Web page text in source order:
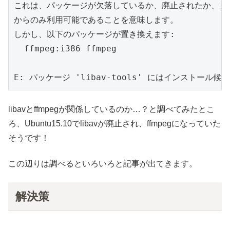
これは、パッケージが欠落しているか、廃止されたか、
からのみ利用可能であることを意味します。
しかし、以下のパッケージが置き換えます:
  ffmpeg:i386 ffmpeg
E: パッケージ 'libav-tools' にはインストール候補
libavとffmpegが関係しているのか…？と調べてみたとこ
ろ、Ubuntu15.10でlibavが廃止され、ffmpegになっていた
そうです！
この辺りは調べるといろいろと記事が出てきます。
解決策